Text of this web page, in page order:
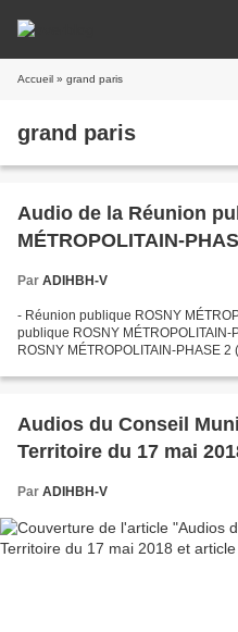
Accueil » grand paris
grand paris
Audio de la Réunion
MÉTROPOLITAIN-
Par ADIHBH-V
- Réunion publique ROSNY
publique ROSNY MÉTROPOLITAIN-PHASE 2
ROSNY MÉTROPOLITAIN-PHASE 2
Audios du Conseil
Territoire du 17 mai
Par ADIHBH-V